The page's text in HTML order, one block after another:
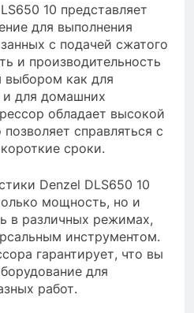
10 представляет
для выполнения
с подачей сжатого
и производительность
выбором как для
и для домашних
обладает высокой
справляться с
сроки.
Denzel DLS650 10
мощность, но и
в различных режимах,
инструментом.
гарантирует, что вы
для
работ.